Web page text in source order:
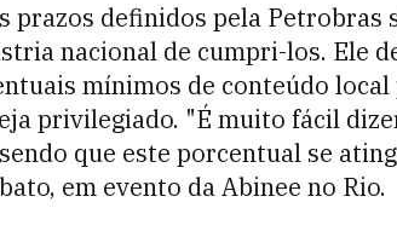
prazos definidos pela
nacional de cumpri-los. Ele
mínimos de conteúdo
privilegiado. "É muito fácil
que este porcentual se
em evento da Abinee no Rio.